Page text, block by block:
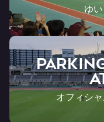
ゆ
オフィシ